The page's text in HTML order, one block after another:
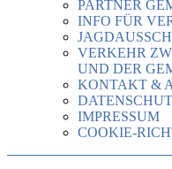
PARTNER
INFO FÜR
VERKEHR
UND DER
KONTAKT &
IMPRESSUM
COOKIE-